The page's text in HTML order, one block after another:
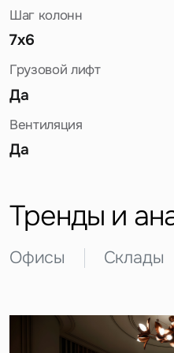
Шаг колонн
7х6
Грузовой лифт
Да
Вентиляция
Да
Тренды и
Офисы Склады
Задайте
Предложение
Это обязательное поле
Это обязательное поле